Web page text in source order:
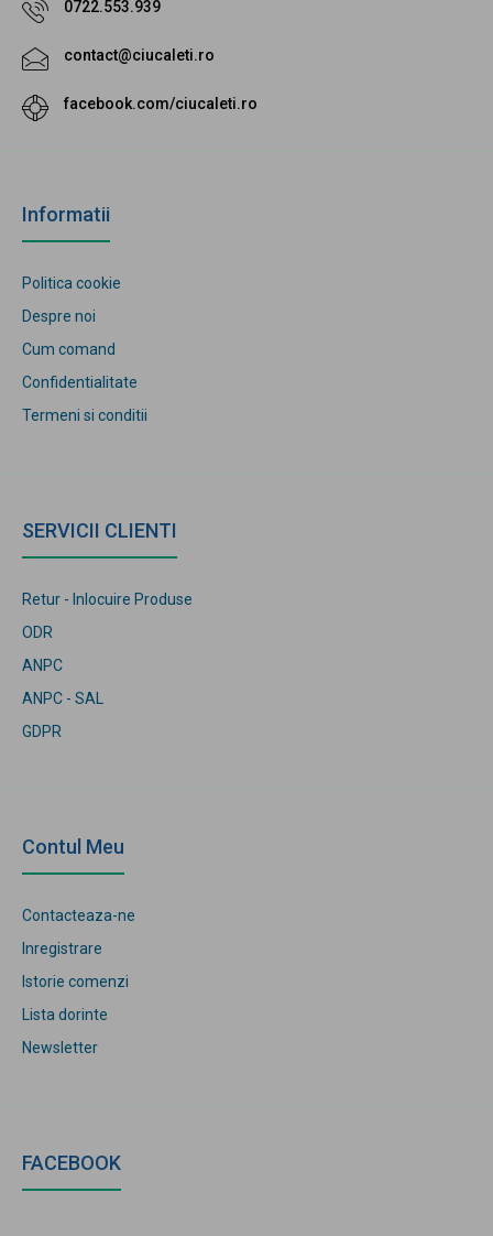
0722.553.939
contact@ciucaleti.ro
facebook.com/ciucaleti.ro
Informatii
Politica cookie
Despre noi
Cum comand
Confidentialitate
Termeni si conditii
SERVICII CLIENTI
Retur - Inlocuire Produse
ODR
ANPC
ANPC - SAL
GDPR
Contul Meu
Contacteaza-ne
Inregistrare
Istorie comenzi
Lista dorinte
Newsletter
FACEBOOK